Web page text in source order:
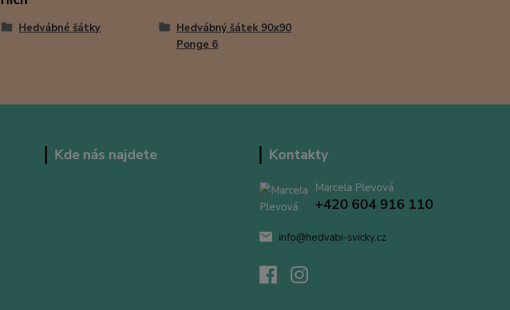
Hedvábné šátky
Hedvábný šátek 90x90
Ponge 6
Kde nás najdete Kontakty
Marcela Plevová
+420 604 916 110
info@hedvabi-svicky.cz